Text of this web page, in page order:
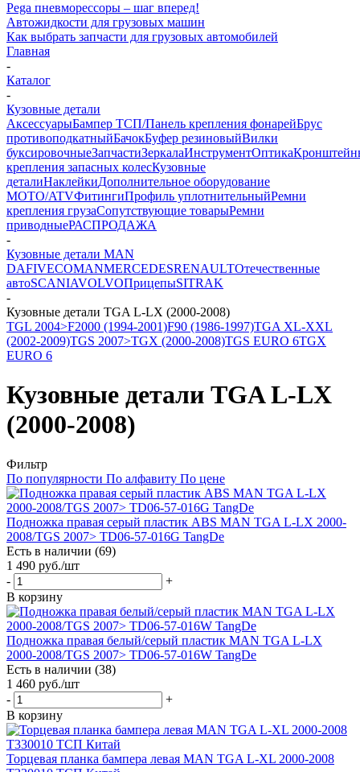
Pega пневморессоры – шаг вперед!
Автожидкости для грузовых машин
Как выбрать запчасти для грузовых автомобилей
Главная
-
Каталог
-
Кузовные детали
АксессуарыБампер ТСП/Панель крепления фонарейБрус
противоподкатныйБачокБуфер резиновыйВилки
буксировочныеЗапчастиЗеркалаИнструментОптика
крепления запасных колесКузовные
деталиНаклейкиДополнительное оборудование
MOTO/ATVФитингиПрофиль уплотнительныйРемни
крепления грузаСопутствующие товарыРемни
приводныеРАСПРОДАЖА
-
Кузовные детали MAN
DAFIVECOMANMERCEDESRENAULTОтечественные
автоSCANIAVOLVOПрицепыSITRAK
-
Кузовные детали TGA L-LX (2000-2008)
TGL 2004>F2000 (1994-2001)F90 (1986-1997)TGA XL-XXL
(2002-2009)TGS 2007>TGX (2000-2008)TGS EURO 6TGX
EURO 6
Кузовные детали TGA L-LX
(2000-2008)
Фильтр
По популярности По алфавиту По цене
Подножка правая серый пластик ABS MAN TGA L-LX 2000-
2008/TGS 2007> TD06-57-016G TangDe
Есть в наличии (69)
1 490 руб./шт
-
+
В корзину
Подножка правая белый/серый пластик MAN TGA L-LX
2000-2008/TGS 2007> TD06-57-016W TangDe
Есть в наличии (38)
1 460 руб./шт
-
+
В корзину
Торцевая планка бампера левая MAN TGA L-XL 2000-2008